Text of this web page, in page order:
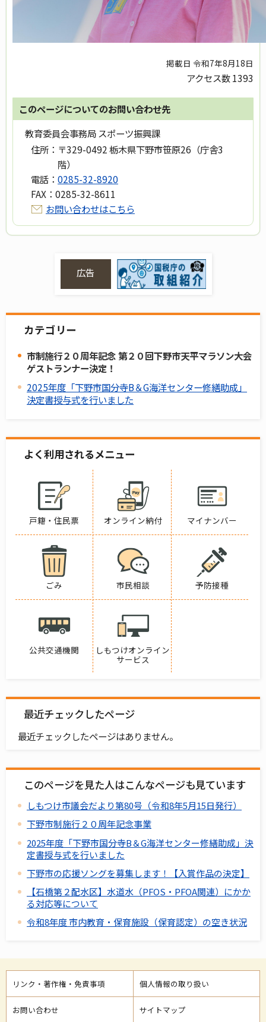
掲載日 令和7年8月18日
アクセス数1393
このページについてのお問い合わせ先
教育委員会事務局 スポーツ振興課
住所： 〒329-0492 栃木県下野市笹原26（庁舎3
階）
電話： 0285-32-8920
FAX： 0285-32-8611
お問い合わせはこちら
広告
カテゴリー
市制施行２０周年記念 第２０回下野市天平マラソン大会
ゲストランナー決定！
2025年度「下野市国分寺B＆G海洋センター修繕助成」
決定書授与式を行いました
よく利用されるメニュー
戸籍・住民票 オンライン納付 マイナンバー
ごみ 市民相談 予防接種
公共交通機関
しもつけオンライン
サービス
最近チェックしたページ
最近チェックしたページはありません。
このページを見た人はこんなページも見ています
しもつけ市議会だより第80号（令和8年5月15日発行）
下野市制施行２０周年記念事業
2025年度「下野市国分寺B＆G海洋センター修繕助成」決
定書授与式を行いました
下野市の応援ソングを募集します！【入賞作品の決定】
【石橋第２配水区】水道水（PFOS・PFOA関連）にかか
る対応等について
令和8年度 市内教育・保育施設（保育認定）の空き状況
リンク・著作権・免責事項 個人情報の取り扱い
お問い合わせ サイトマップ